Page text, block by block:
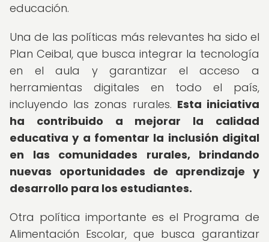
educación.
Una de las políticas más relevantes ha sido el
Plan Ceibal, que busca integrar la tecnología
en el aula y garantizar el acceso a
herramientas digitales en todo el país,
incluyendo las zonas rurales. Esta iniciativa
ha contribuido a mejorar la calidad
educativa y a fomentar la inclusión digital
en las comunidades rurales, brindando
nuevas oportunidades de aprendizaje y
desarrollo para los estudiantes.
Otra política importante es el Programa de
Alimentación Escolar, que busca garantizar